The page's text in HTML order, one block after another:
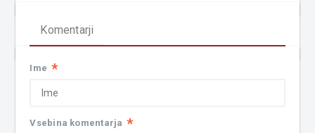
Komentarji
Ime *
Vsebina komentarja *